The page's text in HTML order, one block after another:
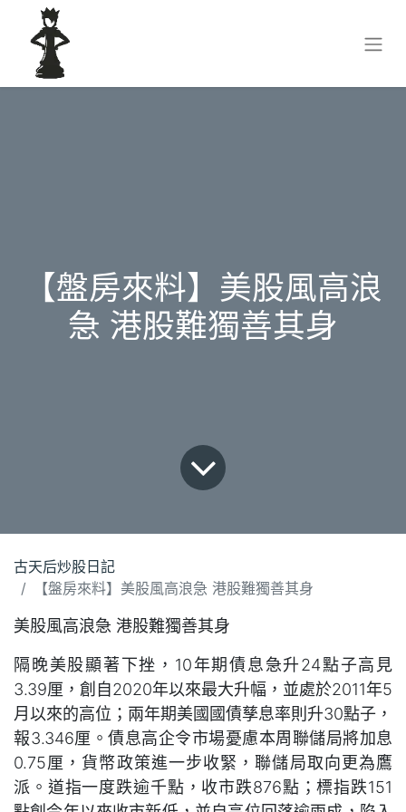
【盤房來料】美股風高浪
急 港股難獨善其身
古天后炒股日記
【盤房來料】美股風高浪急 港股難獨善其身
美股風高浪急 港股難獨善其身
隔晚美股顯著下挫，10年期債息急升24點子高見
3.39厘，創自2020年以來最大升幅，並處於2011年5
月以來的高位；兩年期美國國債孳息率則升30點子，
報3.346厘。債息高企令市場憂慮本周聯儲局將加息
0.75厘，貨幣政策進一步收緊，聯儲局取向更為鷹
派。道指一度跌逾千點，收市跌876點；標指跌151